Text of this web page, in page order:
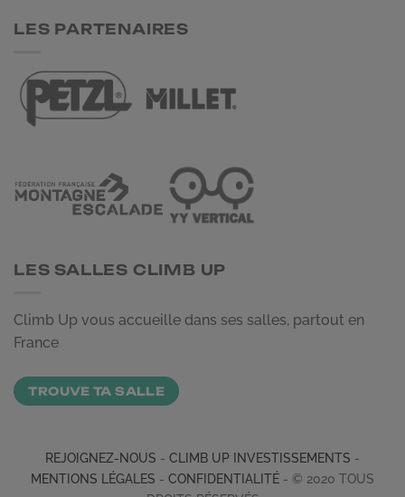
LES PARTENAIRES
LES SALLES CLIMB UP
Climb Up vous accueille dans ses salles, partout en
France
TROUVE TA SALLE
REJOIGNEZ-NOUS - CLIMB UP INVESTISSEMENTS -
MENTIONS LÉGALES - CONFIDENTIALITÉ - © 2020 TOUS